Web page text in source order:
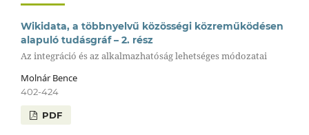
Wikidata, a többnyelvű közösségi közreműködésen
alapuló tudásgráf – 2. rész
Az integráció és az alkalmazhatóság lehetséges módozatai
Molnár Bence
402-424
PDF